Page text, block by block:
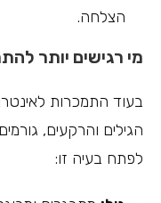
הצלחה.
מי רגישים יותר
בעוד התמכרות
הגילים והרקעים,
לפתח בעיה זו: